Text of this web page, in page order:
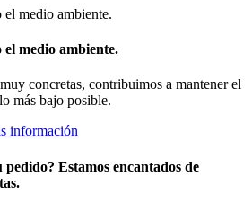
medio ambiente.
concretas, contribuimos a mantener el
más bajo posible.
información
pedido? Estamos encantados de